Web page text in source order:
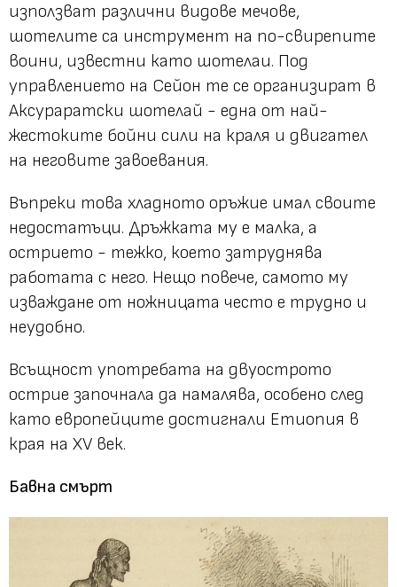
използват различни видове мечове,
шотелите са инструмент на по-свирепите
воини, известни като шотелаи. Под
управлението на Сейон те се организират в
Аксураратски шотелай - една от най-
жестоките бойни сили на краля и двигател
на неговите завоевания.
Въпреки това хладното оръжие имал своите
недостатъци. Дръжката му е малка, а
острието - тежко, което затруднява
работата с него. Нещо повече, самото му
изваждане от ножницата често е трудно и
неудобно.
Всъщност употребата на двуострото
острие започнала да намалява, особено след
като европейците достигнали Етиопия в
края на XV век.
Бавна смърт